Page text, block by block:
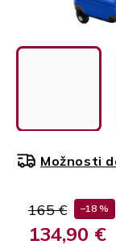
165 € –18 %
134,90 €
Možnosti